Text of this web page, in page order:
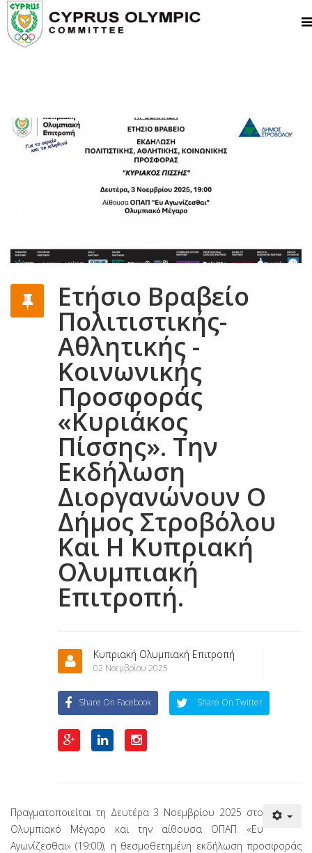
Ετήσιο Βραβείο
Πολιτιστικής-
Αθλητικής -
Κοινωνικής
Προσφοράς
«Κυριάκος
Πίσσης». Την
Εκδήλωση
Διοργανώνουν Ο
Δήμος Στροβόλου
Και Η Κυπριακή
Ολυμπιακή
Επιτροπή.
Κυπριακή Ολυμπιακή Επιτροπή
02 Νοεμβρίου 2025
Share On Facebook Share On Twitter
Πραγματοποιείται τη Δευτέρα 3 Νοεμβρίου 2025 στο
Ολυμπιακό Μέγαρο και την αίθουσα ΟΠΑΠ «Ευ
Αγωνίζεσθαι» (19:00), η θεσμοθετημένη εκδήλωση προσφοράς